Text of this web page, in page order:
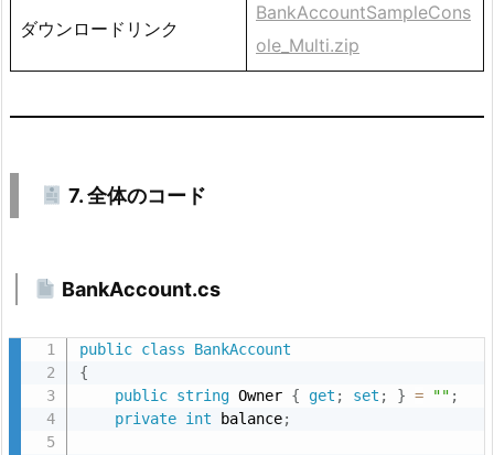
ェ
が
る
こ
瞬
間！
6.
ダウンロードリンク
BankAccountSampleCons
ole_Multi.zip
7. 全体のコード
BankAccount.cs
public class
BankAccount
{
public string Owner { get ; set ; } = "" ;
private int balance;